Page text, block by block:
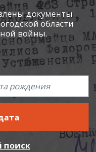
документы
области
войны.
поиск